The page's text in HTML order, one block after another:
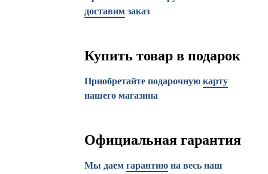
доставим заказ
Купить товар в подарок
Приобретайте подарочную карту
нашего магазина
Официальная гарантия
Мы даем гарантию на весь наш